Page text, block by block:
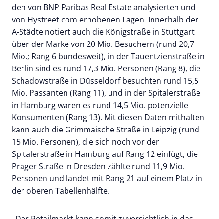
den von BNP Paribas Real Estate analysierten und
von Hystreet.com erhobenen Lagen. Innerhalb der
A-Städte notiert auch die Königstraße in Stuttgart
über der Marke von 20 Mio. Besuchern (rund 20,7
Mio.; Rang 6 bundesweit), in der Tauentzienstraße in
Berlin sind es rund 17,3 Mio. Personen (Rang 8), die
Schadowstraße in Düsseldorf besuchten rund 15,5
Mio. Passanten (Rang 11), und in der Spitalerstraße
in Hamburg waren es rund 14,5 Mio. potenzielle
Konsumenten (Rang 13). Mit diesen Daten mithalten
kann auch die Grimmaische Straße in Leipzig (rund
15 Mio. Personen), die sich noch vor der
Spitalerstraße in Hamburg auf Rang 12 einfügt, die
Prager Straße in Dresden zählte rund 11,9 Mio.
Personen und landet mit Rang 21 auf einem Platz in
der oberen Tabellenhälfte.